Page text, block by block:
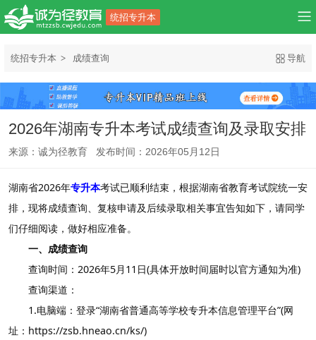
统招专升本
统招专升本 成绩查询 导航
2026年湖南专升本考试成绩查询及录取安排
来源：诚为径教育 发布时间：2026年05月12日
湖南省2026年专升本考试已顺利结束，根据湖南省教育考试院统一安
排，现将成绩查询、复核申请及后续录取相关事宜告知如下，请同学
们仔细阅读，做好相应准备。
一、成绩查询
查询时间：2026年5月11日(具体开放时间届时以官方通知为准)
查询渠道：
1.电脑端：登录“湖南省普通高等学校专升本信息管理平台”(网
址：https://zsb.hneao.cn/ks/)